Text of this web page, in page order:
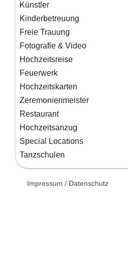
Künstler
Kinderbetreuung
Freie Trauung
Fotografie & Video
Hochzeitsreise
Feuerwerk
Hochzeitskarten
Zeremonienmeister
Restaurant
Hochzeitsanzug
Special Locations
Tanzschulen
Impressum / Datenschutz